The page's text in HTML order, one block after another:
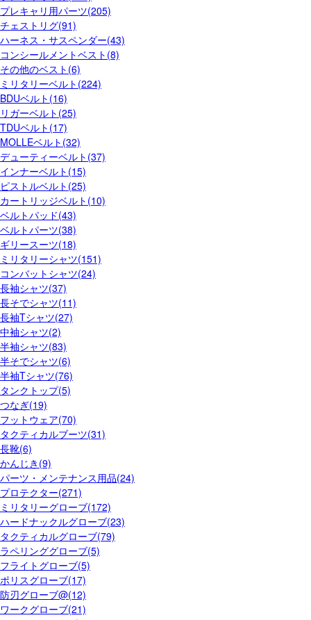
プレキャリ用パーツ(205)
チェストリグ(91)
ハーネス・サスペンダー(43)
コンシールメントベスト(8)
その他のベスト(6)
ミリタリーベルト(224)
BDUベルト(16)
リガーベルト(25)
TDUベルト(17)
MOLLEベルト(32)
デューティーベルト(37)
インナーベルト(15)
ピストルベルト(25)
カートリッジベルト(10)
ベルトパッド(43)
ベルトパーツ(38)
ギリースーツ(18)
ミリタリーシャツ(151)
コンバットシャツ(24)
長袖シャツ(37)
長そでシャツ(11)
長袖Tシャツ(27)
中袖シャツ(2)
半袖シャツ(83)
半そでシャツ(6)
半袖Tシャツ(76)
タンクトップ(5)
つなぎ(19)
フットウェア(70)
タクティカルブーツ(31)
長靴(6)
かんじき(9)
パーツ・メンテナンス用品(24)
プロテクター(271)
ミリタリーグローブ(172)
ハードナックルグローブ(23)
タクティカルグローブ(79)
ラペリンググローブ(5)
フライトグローブ(5)
ポリスグローブ(17)
防刃グローブ@(12)
ワークグローブ(21)